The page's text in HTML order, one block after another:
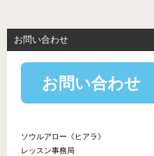
お問い合わせ
お問い合わせ
ソウルアロー《ヒアラ》
レッスン事務局